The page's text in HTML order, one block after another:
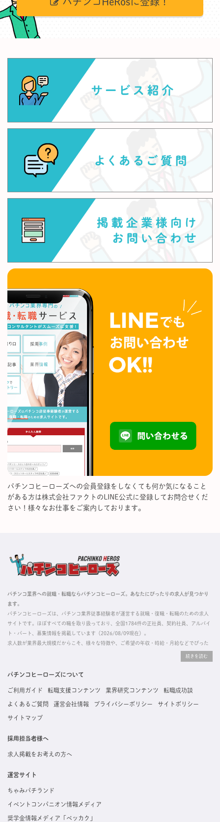
パチンコヒーローズへの会員登録をしなくても何か気になること
がある方は株式会社ファクトのLINE公式に登録してお問合せくだ
さい！様々なお仕事をご案内しております。
パチンコ業界への就職・転職ならパチンコヒーローズ。あなたにぴったりの求人が見つかり
ます。
パチンコヒーローズは、パチンコ業界従事経験者が運営する就職・復職・転職のための求人
サイトです。ほぼすべての職を取り扱っており、全国1784件の正社員、契約社員、アルバイ
ト・パート、募集情報を掲載しています（2026/08/09現在）。
求人数が業界最大規模だからこそ、様々な特徴や、ご希望の年収・時給・月給などでぴった
掲載している求人は、すべて契約法人様から寄せられた正規の求人情報です。応募いただい
た内容はすぐに直接事業所に届くためスムーズに転職・復職できます。
パチンコヒーローズについて
ご利用ガイド 転職支援コンテンツ 業界研究コンテンツ 転職成功談
よくあるご質問 運営会社情報 プライバシーポリシー サイトポリシー
サイトマップ
採用担当者様へ
求人掲載をお考えの方へ
運営サイト
ちゃみパチランド
イベントコンパニオン情報メディア
奨学金情報メディア「ベッカク」